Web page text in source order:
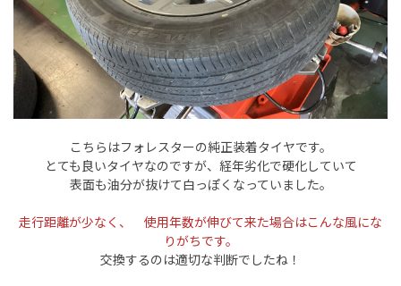
こちらはフォレスターの純正装着タイヤです。
とても良いタイヤなのですが、経年劣化で硬化していて
表面も油分が抜けて白っぽくなっていました。
走行距離が少なく、 使用年数が伸びて来た場合はこんな風にな
りがちです。
交換するのは適切な判断でしたね！